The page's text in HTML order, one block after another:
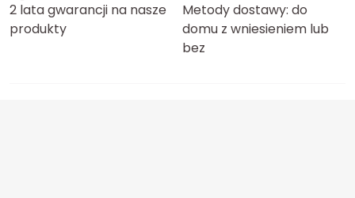
2 lata gwarancji na nasze
produkty
Metody dostawy: do
domu z wniesieniem lub
bez